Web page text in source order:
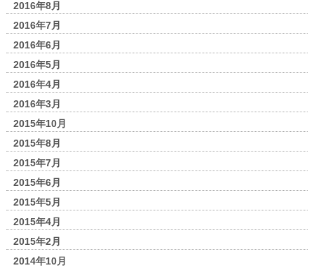
2016年8月
2016年7月
2016年6月
2016年5月
2016年4月
2016年3月
2015年10月
2015年8月
2015年7月
2015年6月
2015年5月
2015年4月
2015年2月
2014年10月